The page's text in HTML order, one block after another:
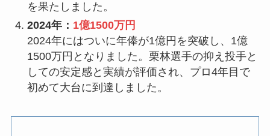
を果たしました。
2024年： 1億1500万円
2024年にはついに年俸が1億円を突破し、1億
1500万円となりました。栗林選手の抑え投手と
しての安定感と実績が評価され、プロ4年目で
初めて大台に到達しました。